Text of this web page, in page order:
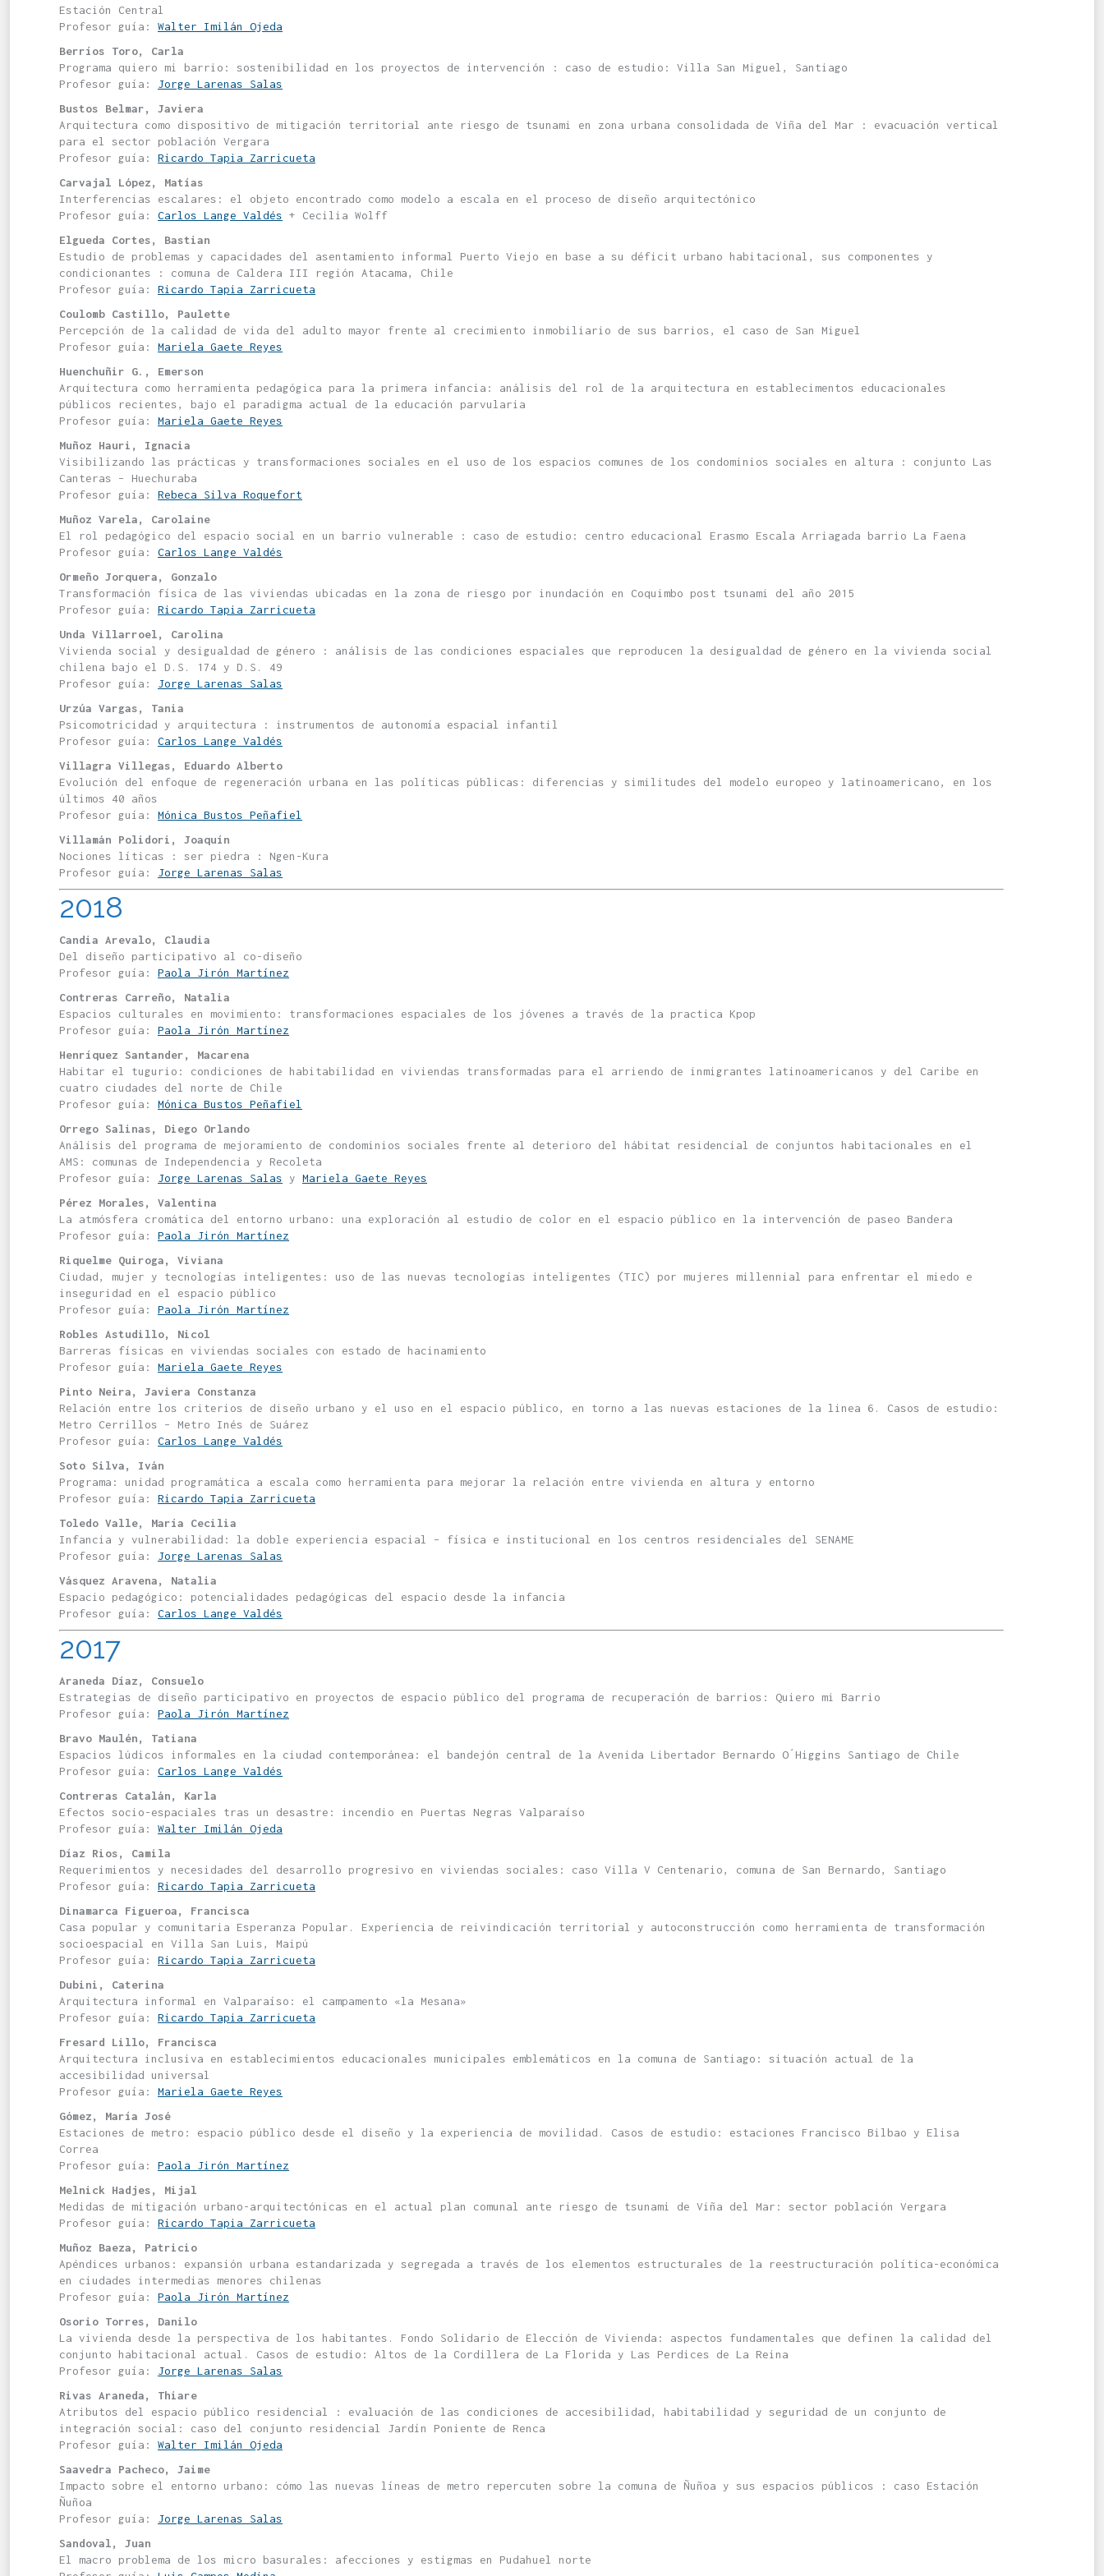
Estación Central
Profesor guía: Walter Imilán Ojeda
Berríos Toro, Carla
Programa quiero mi barrio: sostenibilidad en los proyectos de intervención : caso de estudio: Villa San Miguel, Santiago
Profesor guía: Jorge Larenas Salas
Bustos Belmar, Javiera
Arquitectura como dispositivo de mitigación territorial ante riesgo de tsunami en zona urbana consolidada de Viña del Mar : evacuación vertical
para el sector población Vergara
Profesor guía: Ricardo Tapia Zarricueta
Carvajal López, Matías
Interferencias escalares: el objeto encontrado como modelo a escala en el proceso de diseño arquitectónico
Profesor guía: Carlos Lange Valdés + Cecilia Wolff
Elgueda Cortes, Bastian
Estudio de problemas y capacidades del asentamiento informal Puerto Viejo en base a su déficit urbano habitacional, sus componentes y
condicionantes : comuna de Caldera III región Atacama, Chile
Profesor guía: Ricardo Tapia Zarricueta
Coulomb Castillo, Paulette
Percepción de la calidad de vida del adulto mayor frente al crecimiento inmobiliario de sus barrios, el caso de San Miguel
Profesor guía: Mariela Gaete Reyes
Huenchuñir G., Emerson
Arquitectura como herramienta pedagógica para la primera infancia: análisis del rol de la arquitectura en establecimentos educacionales
públicos recientes, bajo el paradigma actual de la educación parvularia
Profesor guía: Mariela Gaete Reyes
Muñoz Hauri, Ignacia
Visibilizando las prácticas y transformaciones sociales en el uso de los espacios comunes de los condominios sociales en altura : conjunto Las
Canteras – Huechuraba
Profesor guía: Rebeca Silva Roquefort
Muñoz Varela, Carolaine
El rol pedagógico del espacio social en un barrio vulnerable : caso de estudio: centro educacional Erasmo Escala Arriagada barrio La Faena
Profesor guía: Carlos Lange Valdés
Ormeño Jorquera, Gonzalo
Transformación física de las viviendas ubicadas en la zona de riesgo por inundación en Coquimbo post tsunami del año 2015
Profesor guía: Ricardo Tapia Zarricueta
Unda Villarroel, Carolina
Vivienda social y desigualdad de género : análisis de las condiciones espaciales que reproducen la desigualdad de género en la vivienda social
chilena bajo el D.S. 174 y D.S. 49
Profesor guía: Jorge Larenas Salas
Urzúa Vargas, Tania
Psicomotricidad y arquitectura : instrumentos de autonomía espacial infantil
Profesor guía: Carlos Lange Valdés
Villagra Villegas, Eduardo Alberto
Evolución del enfoque de regeneración urbana en las políticas públicas: diferencias y similitudes del modelo europeo y latinoamericano, en los
últimos 40 años
Profesor guía: Mónica Bustos Peñafiel
Villamán Polidori, Joaquín
Nociones líticas : ser piedra : Ngen-Kura
Profesor guía: Jorge Larenas Salas
2018
Candia Arevalo, Claudia
Del diseño participativo al co-diseño
Profesor guía: Paola Jirón Martínez
Contreras Carreño, Natalia
Espacios culturales en movimiento: transformaciones espaciales de los jóvenes a través de la practica Kpop
Profesor guía: Paola Jirón Martínez
Henríquez Santander, Macarena
Habitar el tugurio: condiciones de habitabilidad en viviendas transformadas para el arriendo de inmigrantes latinoamericanos y del Caribe en
cuatro ciudades del norte de Chile
Profesor guía: Mónica Bustos Peñafiel
Orrego Salinas, Diego Orlando
Análisis del programa de mejoramiento de condominios sociales frente al deterioro del hábitat residencial de conjuntos habitacionales en el
AMS: comunas de Independencia y Recoleta
Profesor guía: Jorge Larenas Salas y Mariela Gaete Reyes
Pérez Morales, Valentina
La atmósfera cromática del entorno urbano: una exploración al estudio de color en el espacio público en la intervención de paseo Bandera
Profesor guía: Paola Jirón Martínez
Riquelme Quiroga, Viviana
Ciudad, mujer y tecnologías inteligentes: uso de las nuevas tecnologías inteligentes (TIC) por mujeres millennial para enfrentar el miedo e
inseguridad en el espacio público
Profesor guía: Paola Jirón Martínez
Robles Astudillo, Nicol
Barreras físicas en viviendas sociales con estado de hacinamiento
Profesor guía: Mariela Gaete Reyes
Pinto Neira, Javiera Constanza
Relación entre los criterios de diseño urbano y el uso en el espacio público, en torno a las nuevas estaciones de la linea 6. Casos de estudio:
Metro Cerrillos – Metro Inés de Suárez
Profesor guía: Carlos Lange Valdés
Soto Silva, Iván
Programa: unidad programática a escala como herramienta para mejorar la relación entre vivienda en altura y entorno
Profesor guía: Ricardo Tapia Zarricueta
Toledo Valle, María Cecilia
Infancia y vulnerabilidad: la doble experiencia espacial – física e institucional en los centros residenciales del SENAME
Profesor guía: Jorge Larenas Salas
Vásquez Aravena, Natalia
Espacio pedagógico: potencialidades pedagógicas del espacio desde la infancia
Profesor guía: Carlos Lange Valdés
2017
Araneda Díaz, Consuelo
Estrategias de diseño participativo en proyectos de espacio público del programa de recuperación de barrios: Quiero mi Barrio
Profesor guía: Paola Jirón Martínez
Bravo Maulén, Tatiana
Espacios lúdicos informales en la ciudad contemporánea: el bandejón central de la Avenida Libertador Bernardo O´Higgins Santiago de Chile
Profesor guía: Carlos Lange Valdés
Contreras Catalán, Karla
Efectos socio-espaciales tras un desastre: incendio en Puertas Negras Valparaíso
Profesor guía: Walter Imilán Ojeda
Díaz Rios, Camila
Requerimientos y necesidades del desarrollo progresivo en viviendas sociales: caso Villa V Centenario, comuna de San Bernardo, Santiago
Profesor guía: Ricardo Tapia Zarricueta
Dinamarca Figueroa, Francisca
Casa popular y comunitaria Esperanza Popular. Experiencia de reivindicación territorial y autoconstrucción como herramienta de transformación
socioespacial en Villa San Luis, Maipú
Profesor guía: Ricardo Tapia Zarricueta
Dubini, Caterina
Arquitectura informal en Valparaíso: el campamento «la Mesana»
Profesor guía: Ricardo Tapia Zarricueta
Fresard Lillo, Francisca
Arquitectura inclusiva en establecimientos educacionales municipales emblemáticos en la comuna de Santiago: situación actual de la
accesibilidad universal
Profesor guía: Mariela Gaete Reyes
Gómez, María José
Estaciones de metro: espacio público desde el diseño y la experiencia de movilidad. Casos de estudio: estaciones Francisco Bilbao y Elisa
Correa
Profesor guía: Paola Jirón Martínez
Melnick Hadjes, Mijal
Medidas de mitigación urbano-arquitectónicas en el actual plan comunal ante riesgo de tsunami de Viña del Mar: sector población Vergara
Profesor guía: Ricardo Tapia Zarricueta
Muñoz Baeza, Patricio
Apéndices urbanos: expansión urbana estandarizada y segregada a través de los elementos estructurales de la reestructuración política-económica
en ciudades intermedias menores chilenas
Profesor guía: Paola Jirón Martínez
Osorio Torres, Danilo
La vivienda desde la perspectiva de los habitantes. Fondo Solidario de Elección de Vivienda: aspectos fundamentales que definen la calidad del
conjunto habitacional actual. Casos de estudio: Altos de la Cordillera de La Florida y Las Perdices de La Reina
Profesor guía: Jorge Larenas Salas
Rivas Araneda, Thiare
Atributos del espacio público residencial : evaluación de las condiciones de accesibilidad, habitabilidad y seguridad de un conjunto de
integración social: caso del conjunto residencial Jardín Poniente de Renca
Profesor guía: Walter Imilán Ojeda
Saavedra Pacheco, Jaime
Impacto sobre el entorno urbano: cómo las nuevas líneas de metro repercuten sobre la comuna de Ñuñoa y sus espacios públicos : caso Estación
Ñuñoa
Profesor guía: Jorge Larenas Salas
Sandoval, Juan
El macro problema de los micro basurales: afecciones y estigmas en Pudahuel norte